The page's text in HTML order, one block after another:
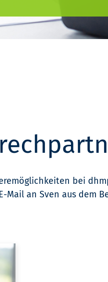
bei
Mail an Sven aus dem